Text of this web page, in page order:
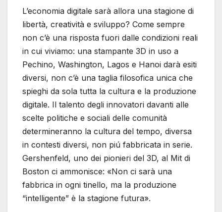
L’economia digitale sarà allora una stagione di
libertà, creatività e sviluppo? Come sempre
non c’è una risposta fuori dalle condizioni reali
in cui viviamo: una stampante 3D in uso a
Pechino, Washington, Lagos e Hanoi darà esiti
diversi, non c’è una taglia filosofica unica che
spieghi da sola tutta la cultura e la produzione
digitale. Il talento degli innovatori davanti alle
scelte politiche e sociali delle comunità
determineranno la cultura del tempo, diversa
in contesti diversi, non piú fabbricata in serie.
Gershenfeld, uno dei pionieri del 3D, al Mit di
Boston ci ammonisce: «Non ci sarà una
fabbrica in ogni tinello, ma la produzione
“intelligente” è la stagione futura».